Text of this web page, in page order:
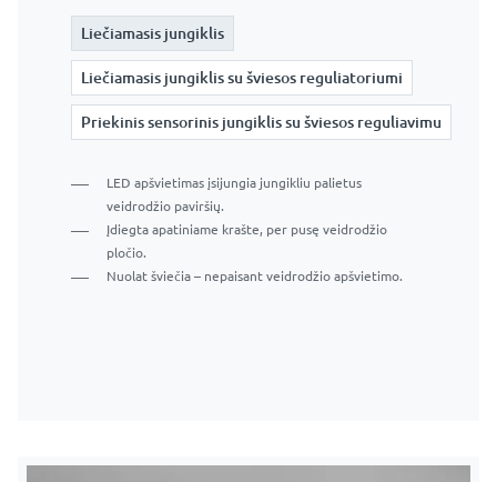
Liečiamasis jungiklis
Liečiamasis jungiklis su šviesos reguliatoriumi
Priekinis sensorinis jungiklis su šviesos reguliavimu
LED apšvietimas įsijungia jungikliu palietus
veidrodžio paviršių.
Įdiegta apatiniame krašte, per pusę veidrodžio
pločio.
Nuolat šviečia – nepaisant veidrodžio apšvietimo.
Liečiamasis jungiklis
Liečiamasis jungiklis su šviesos reguliatoriumi
Įdiegta apatiniame krašte, per pusę veidrodžio
pločio.
Nuolat šviečia – nepaisant veidrodžio apšvietimo.
Trumpi paspaudimai įjungiami ir išjungiami.
Liečiamasis jungiklis
Liečiamasis jungiklis su šviesos reguliatoriumi
Įdiegta veidrodžio priekyje, apatiniame krašte.
Apšvietimas įjungiamas perkeliant ranką prieš jutiklį.
Paspauskite ir palaikykite jungiklį, kad
pritemdytumėte arba pašviesintumėte apšvietimą